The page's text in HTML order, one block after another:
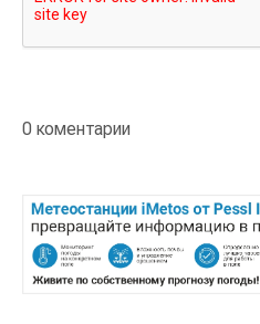
0 коментарии